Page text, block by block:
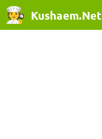
Kushaem.Net